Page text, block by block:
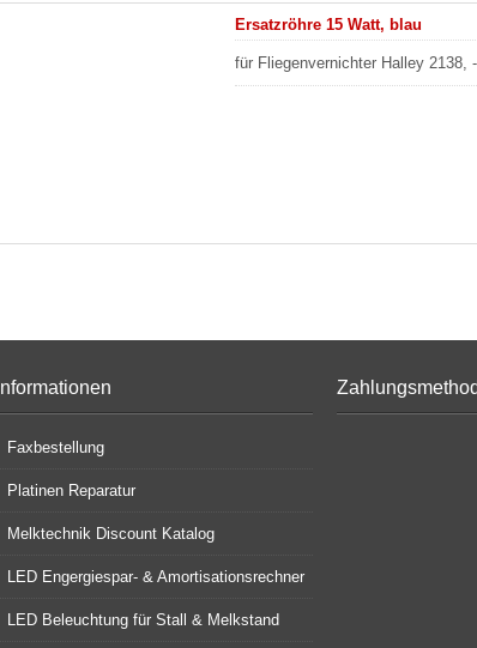
Ersatzröhre 15 Watt, blau
für Fliegenvernichter Halley 2138,
Informationen
Faxbestellung
Platinen Reparatur
Melktechnik Discount Katalog
LED Engergiespar- & Amortisationsrechner
LED Beleuchtung für Stall & Melkstand